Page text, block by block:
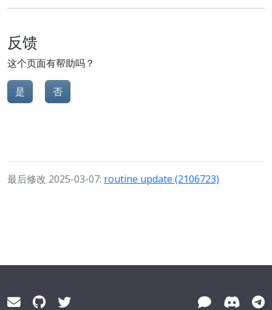
反馈
这个页面有帮助吗？
是 否
最后修改 2025-03-07: routine update (2106723)